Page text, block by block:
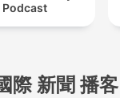
Podcast
際 新聞 播客